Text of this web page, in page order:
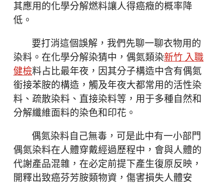
其應用的化學分解燃料讓人得癌癥的概率降
低。
要打消這個誤解，我們先聊一聊衣物用的
染料。在化學分解染猜中，偶氮類染新竹 入職
健檢料占比最年夜，因其分子構造中含有偶氮
銜接苯胺的構造，觸及年夜大都常用的活性染
料、疏散染料、直接染料等，用于多種自然和
分解纖維面料的染色和印花。
偶氮染料自己無毒，可是此中有一小部門
偶氮染料在人體穿戴經過歷程中，會與人體的
代謝產品混雜，在必定前提下產生復原反映，
開釋出致癌芬芳胺類物資，傷害損失人體安